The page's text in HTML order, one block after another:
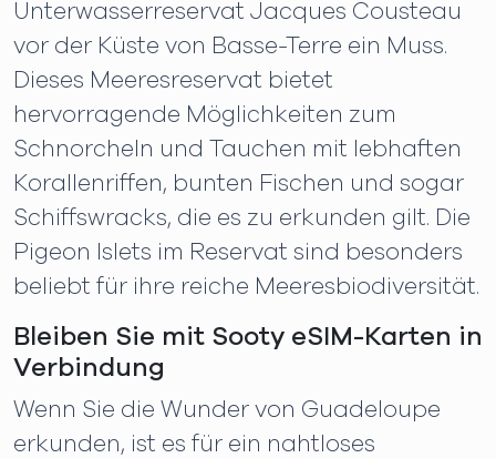
Unterwasserreservat Jacques Cousteau
vor der Küste von Basse-Terre ein Muss.
Dieses Meeresreservat bietet
hervorragende Möglichkeiten zum
Schnorcheln und Tauchen mit lebhaften
Korallenriffen, bunten Fischen und sogar
Schiffswracks, die es zu erkunden gilt. Die
Pigeon Islets im Reservat sind besonders
beliebt für ihre reiche Meeresbiodiversität.
Bleiben Sie mit Sooty eSIM-Karten in
Verbindung
Wenn Sie die Wunder von Guadeloupe
erkunden, ist es für ein nahtloses